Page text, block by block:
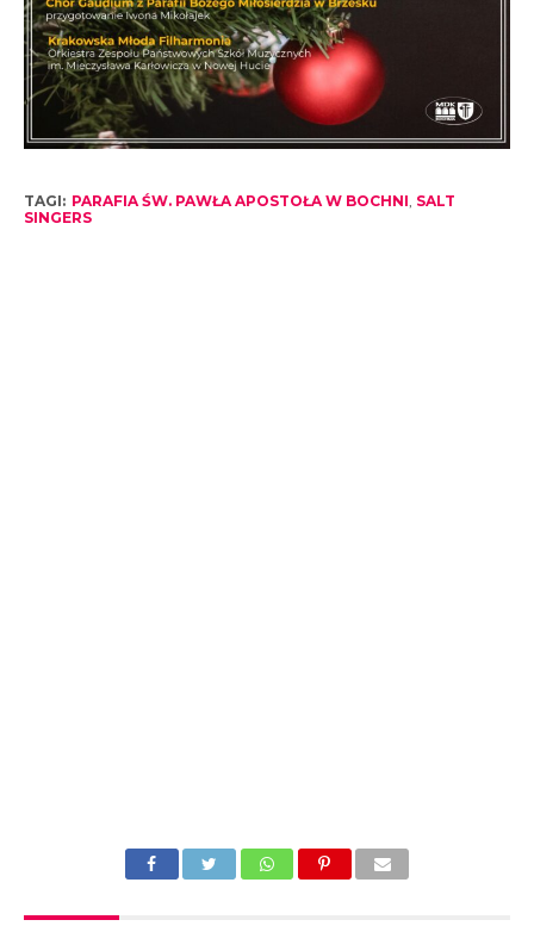
TAGI: PARAFIA ŚW. PAWŁA APOSTOŁA W BOCHNI, SALT
SINGERS